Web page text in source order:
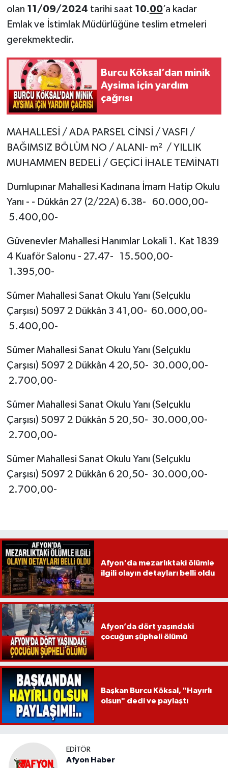
olan 11/09/2024 tarihi saat 10.00’a kadar
Emlak ve İstimlak Müdürlüğüne teslim etmeleri
gerekmektedir.
Burcu Köksal’dan minik
Aysima için yardım
çağrısı
MAHALLESİ / ADA PARSEL CİNSİ / VASFI /
BAĞIMSIZ BÖLÜM NO / ALANI- m² / YILLIK
MUHAMMEN BEDELİ / GEÇİCİ İHALE TEMİNATI
Dumlupınar Mahallesi Kadınana İmam Hatip Okulu
Yanı - - Dükkân 27 (2/22A) 6.38- 60.000,00-
5.400,00-
Güvenevler Mahallesi Hanımlar Lokali 1. Kat 1839
4 Kuaför Salonu - 27.47- 15.500,00-
1.395,00-
Sümer Mahallesi Sanat Okulu Yanı (Selçuklu
Çarşısı) 5097 2 Dükkân 3 41,00- 60.000,00-
5.400,00-
Sümer Mahallesi Sanat Okulu Yanı (Selçuklu
Çarşısı) 5097 2 Dükkân 4 20,50- 30.000,00-
2.700,00-
Sümer Mahallesi Sanat Okulu Yanı (Selçuklu
Çarşısı) 5097 2 Dükkân 5 20,50- 30.000,00-
2.700,00-
Sümer Mahallesi Sanat Okulu Yanı (Selçuklu
Çarşısı) 5097 2 Dükkân 6 20,50- 30.000,00-
2.700,00-
Afyon'da mezarlıktaki ölümle
ilgili olayın detayları belli oldu
Afyon’da dört yaşındaki
çocuğun şüpheli ölümü
Başkan Burcu Köksal, "Hayırlı
olsun" dedi ve paylaştı
EDITÖR
Afyon Haber